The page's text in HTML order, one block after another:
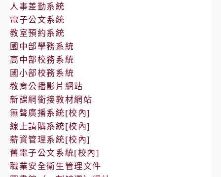
人事差勤系統
電子公文系統
教室預約系統
國中部學務系統
高中部校務系統
國小部校務系統
教育公播影片網站
新課綱銜接教材網站
無聲廣播系統[校內]
線上請購系統[校內]
薪資管理系統[校內]
舊電子公文系統[校內]
職業安全衛生管理文件